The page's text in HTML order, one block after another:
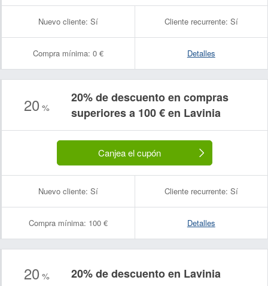
Nuevo cliente: Sí Cliente recurrente: Sí
Compra mínima: 0 € Detalles
20 %
20% de descuento en compras
superiores a 100 € en Lavinia
Canjea el cupón
Nuevo cliente: Sí Cliente recurrente: Sí
Compra mínima: 100 € Detalles
20 % 20% de descuento en Lavinia